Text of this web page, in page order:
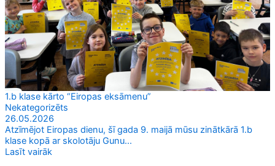
1.b klase kārto “Eiropas eksāmenu”
Nekategorizēts
26.05.2026
Atzīmējot Eiropas dienu, šī gada 9. maijā mūsu zinātkārā 1.b
klase kopā ar skolotāju Gunu...
Lasīt vairāk